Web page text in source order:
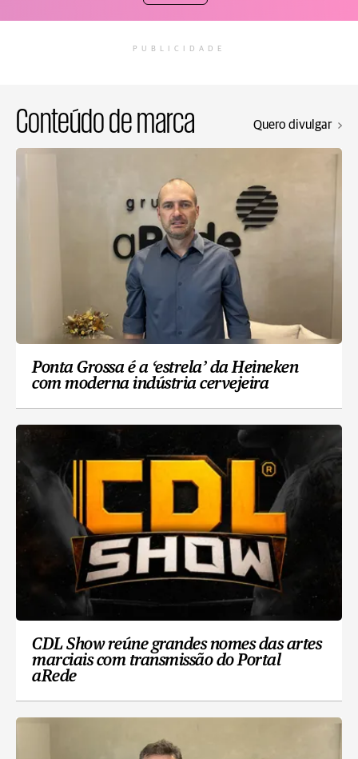
PUBLICIDADE
Conteúdo de marca Quero divulgar
Ponta Grossa é a ‘estrela’ da Heineken
com moderna indústria cervejeira
CDL Show reúne grandes nomes das artes
marciais com transmissão do Portal
aRede